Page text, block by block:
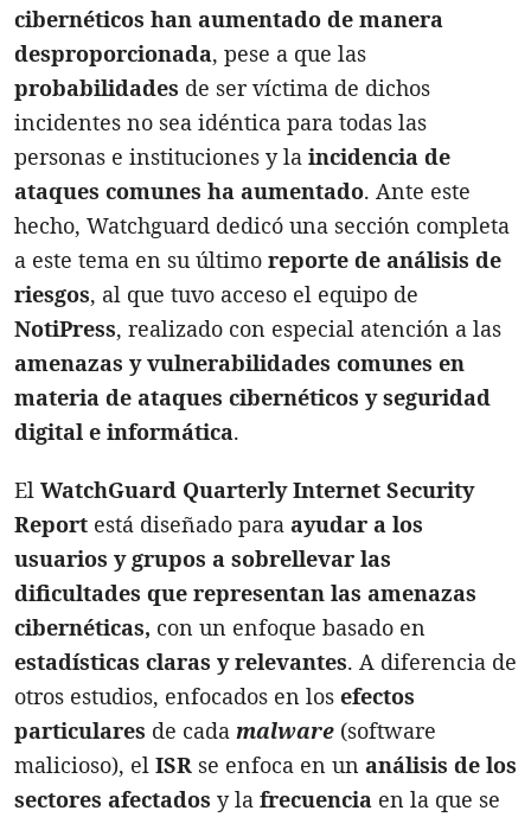
cibernéticos han aumentado de manera
desproporcionada, pese a que las
probabilidades de ser víctima de dichos
incidentes no sea idéntica para todas las
personas e instituciones y la incidencia de
ataques comunes ha aumentado. Ante este
hecho, Watchguard dedicó una sección completa
a este tema en su último reporte de análisis de
riesgos, al que tuvo acceso el equipo de
NotiPress, realizado con especial atención a las
amenazas y vulnerabilidades comunes en
materia de ataques cibernéticos y seguridad
digital e informática.
El WatchGuard Quarterly Internet Security
Report está diseñado para ayudar a los
usuarios y grupos a sobrellevar las
dificultades que representan las amenazas
cibernéticas, con un enfoque basado en
estadísticas claras y relevantes. A diferencia de
otros estudios, enfocados en los efectos
particulares de cada malware (software
malicioso), el ISR se enfoca en un análisis de los
sectores afectados y la frecuencia en la que se